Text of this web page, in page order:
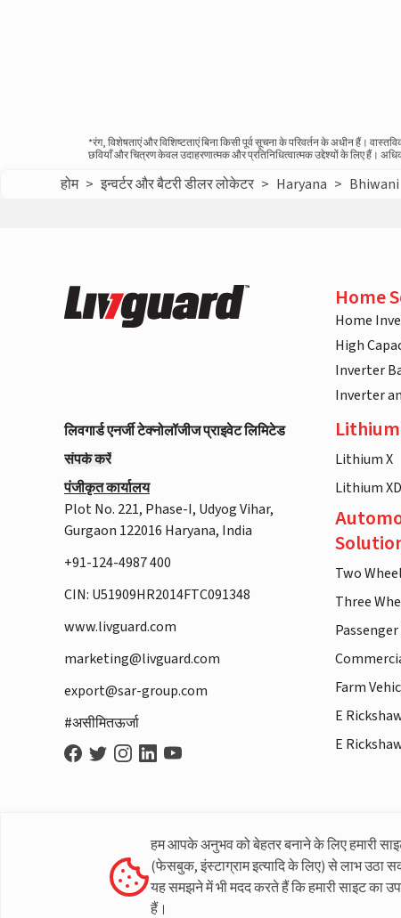
*रंग, विशेषताएं और विशिष्टताएं बिना किसी पूर्व सूचना के परिवर्तन के अधीन हैं।
छवियाँ और चित्रण केवल उदाहरणात्मक और प्रतिनिधित्वात्मक उद्देश्यों के लिए हैं।
होम > इन्वर्टर और बैटरी डीलर लोकेटर > Haryana > Bhiwani
लिवगार्ड एनर्जी टेक्नोलॉजीज प्राइवेट लिमिटेड
संपर्क करें
पंजीकृत कार्यालय
Plot No. 221, Phase-I, Udyog Vihar,
Gurgaon 122016 Haryana, India
+91-124-4987 400
CIN: U51909HR2014FTC091348
www.livguard.com
marketing@livguard.com
export@sar-group.com
#असीमितऊर्जा
Home
Home
High
Inverter
Inverter
Lithium X
Lithium
Two
Three
Farm
E
E
हम आपके अनुभव को बेहतर बनाने के लिए हमारी
(फेसबुक, इंस्टाग्राम इत्यादि के लिए) से लाभ
यह समझने में भी मदद करते हैं कि हमारी साइट का
हैं।